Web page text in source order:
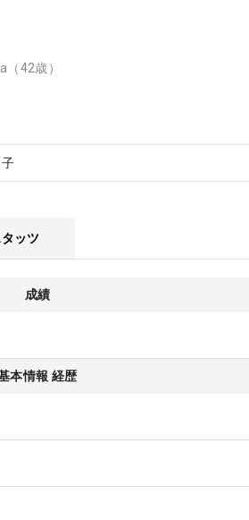
（42歳）
ッツ
成績
本情報 経歴